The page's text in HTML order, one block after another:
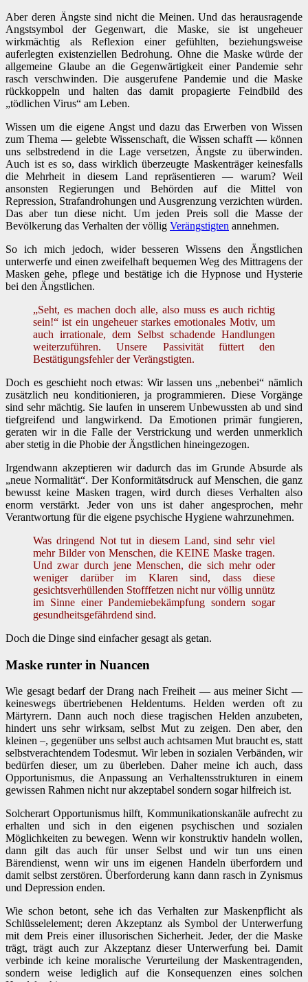
Aber deren Ängste sind nicht die Meinen. Und das herausragende
Angstsymbol der Gegenwart, die Maske, sie ist ungeheuer
wirkmächtig als Reflexion einer gefühlten, beziehungsweise
auferlegten existenziellen Bedrohung. Ohne die Maske würde der
allgemeine Glaube an die Gegenwärtigkeit einer Pandemie sehr
rasch verschwinden. Die ausgerufene Pandemie und die Maske
rückkoppeln und halten das damit propagierte Feindbild des
„tödlichen Virus“ am Leben.
Wissen um die eigene Angst und dazu das Erwerben von Wissen
zum Thema — gelebte Wissenschaft, die Wissen schafft — können
uns selbstredend in die Lage versetzen, Ängste zu überwinden.
Auch ist es so, dass wirklich überzeugte Maskenträger keinesfalls
die Mehrheit in diesem Land repräsentieren — warum? Weil
ansonsten Regierungen und Behörden auf die Mittel von
Repression, Strafandrohungen und Ausgrenzung verzichten würden.
Das aber tun diese nicht. Um jeden Preis soll die Masse der
Bevölkerung das Verhalten der völlig Verängstigten annehmen.
So ich mich jedoch, wider besseren Wissens den Ängstlichen
unterwerfe und einen zweifelhaft bequemen Weg des Mittragens der
Masken gehe, pflege und bestätige ich die Hypnose und Hysterie
bei den Ängstlichen.
„Seht, es machen doch alle, also muss es auch richtig
sein!“ ist ein ungeheuer starkes emotionales Motiv, um
auch irrationale, dem Selbst schadende Handlungen
weiterzuführen. Unsere Passivität füttert den
Bestätigungsfehler der Verängstigten.
Doch es geschieht noch etwas: Wir lassen uns „nebenbei“ nämlich
zusätzlich neu konditionieren, ja programmieren. Diese Vorgänge
sind sehr mächtig. Sie laufen in unserem Unbewussten ab und sind
tiefgreifend und langwirkend. Da Emotionen primär fungieren,
geraten wir in die Falle der Verstrickung und werden unmerklich
aber stetig in die Phobie der Ängstlichen hineingezogen.
Irgendwann akzeptieren wir dadurch das im Grunde Absurde als
„neue Normalität“. Der Konformitätsdruck auf Menschen, die ganz
bewusst keine Masken tragen, wird durch dieses Verhalten also
enorm verstärkt. Jeder von uns ist daher angesprochen, mehr
Verantwortung für die eigene psychische Hygiene wahrzunehmen.
Was dringend Not tut in diesem Land, sind sehr viel
mehr Bilder von Menschen, die KEINE Maske tragen.
Und zwar durch jene Menschen, die sich mehr oder
weniger darüber im Klaren sind, dass diese
gesichtsverhüllenden Stofffetzen nicht nur völlig unnütz
im Sinne einer Pandemiebekämpfung sondern sogar
gesundheitsgefährdend sind.
Doch die Dinge sind einfacher gesagt als getan.
Maske runter in Nuancen
Wie gesagt bedarf der Drang nach Freiheit — aus meiner Sicht —
keineswegs übertriebenen Heldentums. Helden werden oft zu
Märtyrern. Dann auch noch diese tragischen Helden anzubeten,
hindert uns sehr wirksam, selbst Mut zu zeigen. Den aber, den
kleinen –, gegenüber uns selbst auch achtsamen Mut braucht es, statt
selbstverachtendem Todesmut. Wir leben in sozialen Verbänden, wir
bedürfen dieser, um zu überleben. Daher meine ich auch, dass
Opportunismus, die Anpassung an Verhaltensstrukturen in einem
gewissen Rahmen nicht nur akzeptabel sondern sogar hilfreich ist.
Solcherart Opportunismus hilft, Kommunikationskanäle aufrecht zu
erhalten und sich in den eigenen psychischen und sozialen
Möglichkeiten zu bewegen. Wenn wir konstruktiv handeln wollen,
dann gilt das auch für unser Selbst und wir tun uns einen
Bärendienst, wenn wir uns im eigenen Handeln überfordern und
damit selbst zerstören. Überforderung kann dann rasch in Zynismus
und Depression enden.
Wie schon betont, sehe ich das Verhalten zur Maskenpflicht als
Schlüsselelement; deren Akzeptanz als Symbol der Unterwerfung
mit dem Preis einer illusorischen Sicherheit. Jeder, der die Maske
trägt, trägt auch zur Akzeptanz dieser Unterwerfung bei. Damit
verbinde ich keine moralische Verurteilung der Maskentragenden,
sondern weise lediglich auf die Konsequenzen eines solchen